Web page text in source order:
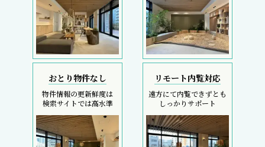
おとり物件なし
物件情報の更新鮮度は
検索サイトでは高水準
リモート内覧対応
遠方にて内覧できずとも
しっかりサポート